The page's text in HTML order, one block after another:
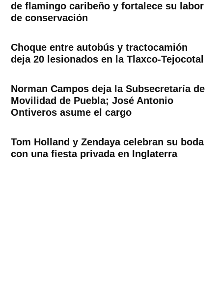
de flamingo caribeño y fortalece su labor
de conservación
Choque entre autobús y tractocamión
deja 20 lesionados en la Tlaxco-Tejocotal
Norman Campos deja la Subsecretaría de
Movilidad de Puebla; José Antonio
Ontiveros asume el cargo
Tom Holland y Zendaya celebran su boda
con una fiesta privada en Inglaterra